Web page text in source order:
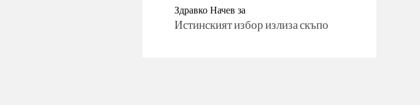
Здравко Начевза
Истинският избор излиза скъпо